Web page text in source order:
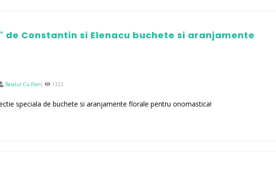
de Constantin si Elenacu buchete si aranjamente
Baiatul Cu Flori | 1323
speciala de buchete si aranjamente florale pentru onomastica!